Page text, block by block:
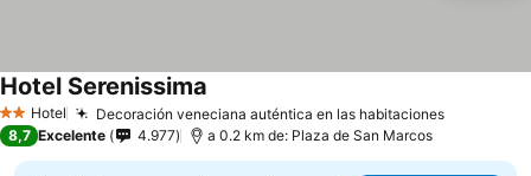
2 Estrellas
Hotel Decoración veneciana auténtica en las habitaciones
Hotel Serenissima
8,7 Excelente 4.977 a 0.2 km de: Plaza de San Marcos